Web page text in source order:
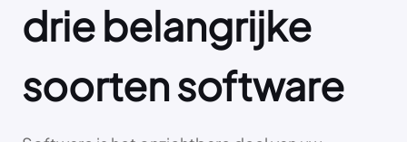
drie belangrijke
soorten software